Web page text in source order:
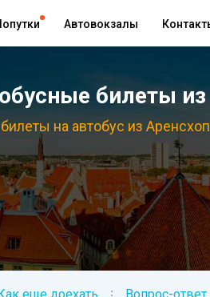
Автовокзалы
билеты из
на автобус из